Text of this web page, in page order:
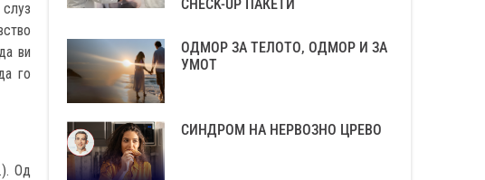
ви
го
Од
CHECK-UP ПАКЕТИ
ОДМОР ЗА ТЕЛОТО, ОДМОР И ЗА
УМОТ
СИНДРОМ НА НЕРВОЗНО ЦРЕВО